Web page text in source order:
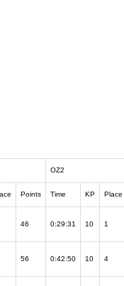
OZ2
Points Time KP Place
46 0:29:31 10 1
56 0:42:50 10 4